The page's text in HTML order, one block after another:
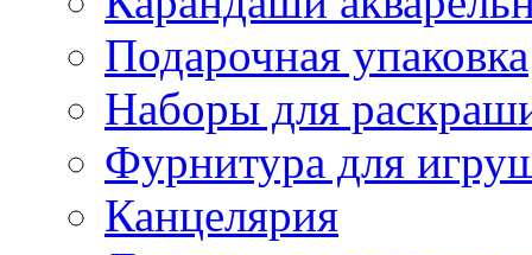
Подарочная упаковка
Наборы для
Фурнитура для
Канцелярия